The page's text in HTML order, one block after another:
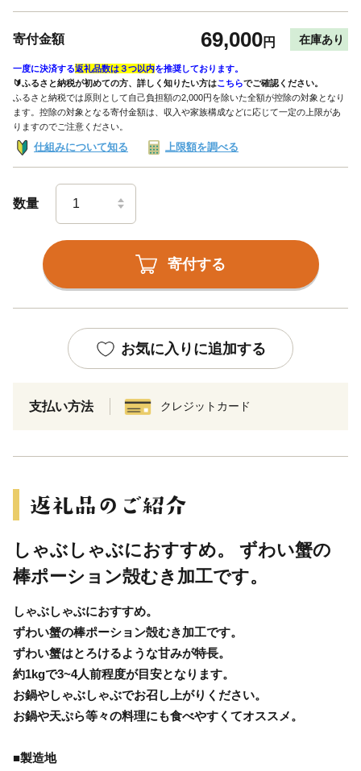
寄付金額 69,000円 在庫あり
一度に決済する返礼品数は３つ以内を推奨しております。
🔰ふるさと納税が初めての方、詳しく知りたい方はこちらでご確認ください。
ふるさと納税では原則として自己負担額の2,000円を除いた全額が控除の対象となり
ます。控除の対象となる寄付金額は、収入や家族構成などに応じて一定の上限があ
りますのでご注意ください。
仕組みについて知る 上限額を調べる
数量
寄付する
お気に入りに追加する
支払い方法 クレジットカード
しゃぶしゃぶにおすすめ。 ずわい蟹の
棒ポーション殻むき加工です。
しゃぶしゃぶにおすすめ。
ずわい蟹の棒ポーション殻むき加工です。
ずわい蟹はとろけるような甘みが特長。
約1kgで3~4人前程度が目安となります。
お鍋やしゃぶしゃぶでお召し上がりください。
お鍋や天ぷら等々の料理にも食べやすくてオススメ。
■製造地